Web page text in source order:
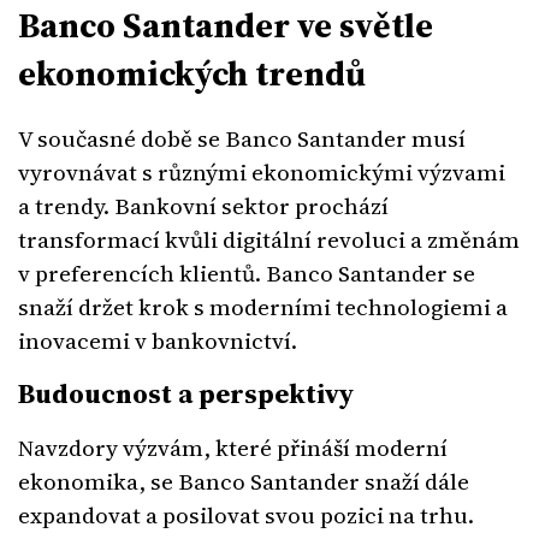
Banco Santander ve světle
ekonomických trendů
V současné době se Banco Santander musí
vyrovnávat s různými ekonomickými výzvami
a trendy. Bankovní sektor prochází
transformací kvůli digitální revoluci a změnám
v preferencích klientů. Banco Santander se
snaží držet krok s moderními technologiemi a
inovacemi v bankovnictví.
Budoucnost a perspektivy
Navzdory výzvám, které přináší moderní
ekonomika, se Banco Santander snaží dále
expandovat a posilovat svou pozici na trhu.